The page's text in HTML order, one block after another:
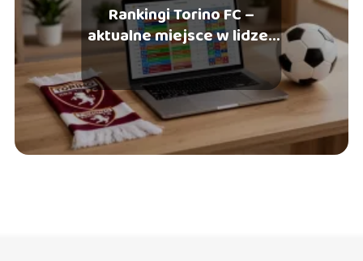
Rankingi Torino FC –
aktualne miejsce w lidze i
historii